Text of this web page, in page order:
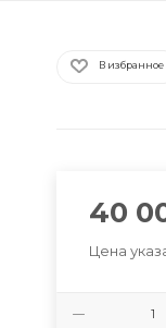
В избранное
40
Цена